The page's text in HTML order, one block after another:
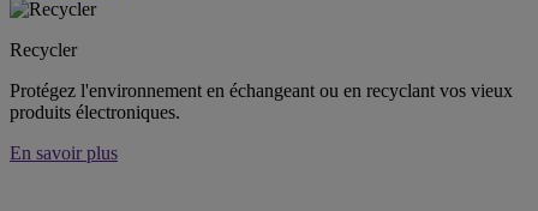
Recycler
Protégez l'environnement en échangeant ou en recyclant vos vieux
produits électroniques.
En savoir plus